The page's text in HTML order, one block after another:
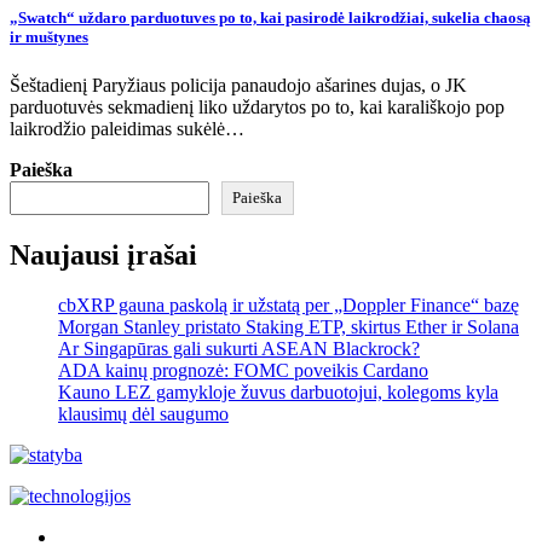
„Swatch“ uždaro parduotuves po to, kai pasirodė laikrodžiai, sukelia chaosą
ir muštynes
Šeštadienį Paryžiaus policija panaudojo ašarines dujas, o JK
parduotuvės sekmadienį liko uždarytos po to, kai karališkojo pop
laikrodžio paleidimas sukėlė…
Paieška
Paieška
Naujausi įrašai
cbXRP gauna paskolą ir užstatą per „Doppler Finance“ bazę
Morgan Stanley pristato Staking ETP, skirtus Ether ir Solana
Ar Singapūras gali sukurti ASEAN Blackrock?
ADA kainų prognozė: FOMC poveikis Cardano
Kauno LEZ gamykloje žuvus darbuotojui, kolegoms kyla
klausimų dėl saugumo